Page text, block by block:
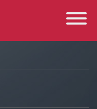
Toggle